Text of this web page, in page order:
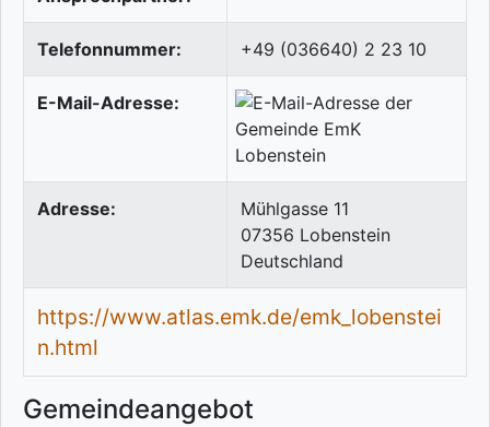
Telefonnummer: +49 (036640) 2 23 10
E-Mail-Adresse:
Adresse:
Mühlgasse 11
07356 Lobenstein
Deutschland
https://www.atlas.emk.de/emk_lobenstei
n.html
Gemeindeangebot